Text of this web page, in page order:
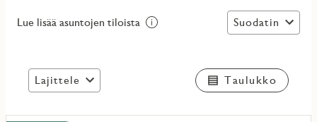
Lue lisää asuntojen tiloista Suodatin
Lajittele Taulukko